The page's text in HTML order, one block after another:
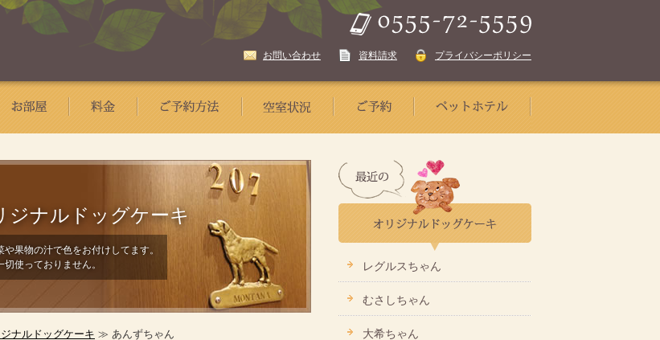
お問い合わせ 資料請求 プライバシーポリシー
ジナルドッグケーキ
果物の汁で色をお付けしてます。
使っておりません。
ナルドッグケーキ ≫ あんずちゃん
レグルスちゃん
むさしちゃん
大希ちゃん